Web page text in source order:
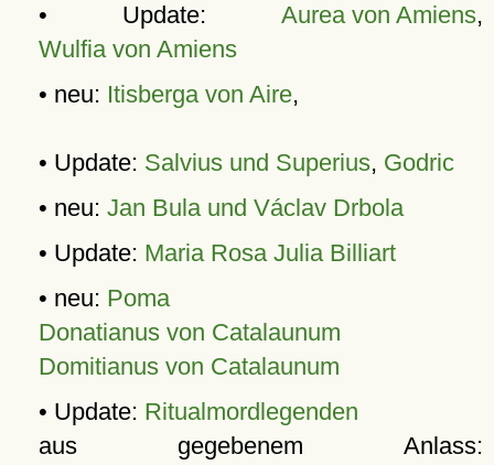
• Update: Aurea von Amiens,
Wulfia von Amiens
• neu: Itisberga von Aire,
• Update: Salvius und Superius, Godric
• neu: Jan Bula und Václav Drbola
• Update: Maria Rosa Julia Billiart
• neu: Poma
Donatianus von Catalaunum
Domitianus von Catalaunum
• Update: Ritualmordlegenden
aus gegebenem Anlass: